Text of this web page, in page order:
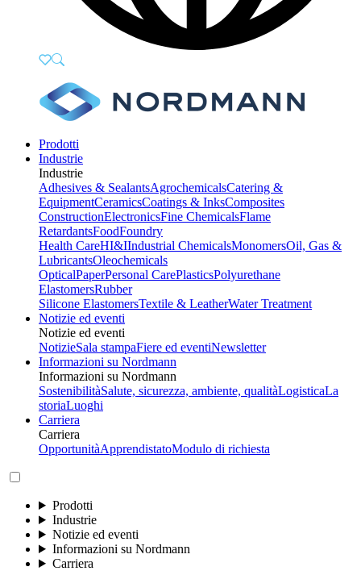
Prodotti
Industrie
Industrie
Adhesives & SealantsAgrochemicalsCatering &
EquipmentCeramicsCoatings & InksComposites
ConstructionElectronicsFine ChemicalsFlame
RetardantsFoodFoundry
Health CareHI&IIndustrial ChemicalsMonomersOil, Gas &
LubricantsOleochemicals
OpticalPaperPersonal CarePlasticsPolyurethane
ElastomersRubber
Silicone ElastomersTextile & LeatherWater Treatment
Notizie ed eventi
Notizie ed eventi
NotizieSala stampaFiere ed eventiNewsletter
Informazioni su Nordmann
Informazioni su Nordmann
SostenibilitàSalute, sicurezza, ambiente, qualitàLogisticaLa
storiaLuoghi
Carriera
Carriera
OpportunitàApprendistatoModulo di richiesta
Prodotti
Industrie
Notizie ed eventi
Informazioni su Nordmann
Carriera